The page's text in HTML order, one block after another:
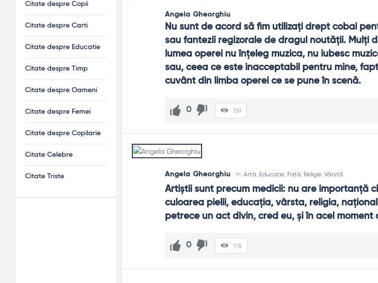
Angela Gheorghiu
Nu sunt de acord să fim utilizaţi drept cobai
sau fantezii regizorale de dragul noutăţii. Mulţi
lumea operei nu înţeleg muzica, nu iubesc
sau, ceea ce este inacceptabil pentru mine,
cuvânt din limba operei ce se pune în scenă.
0 159
Angela Gheorghiu In: Artă Educație, Față Religie, Vârstă
Artiştii sunt precum medicii: nu are importanţă
culoarea pielii, educaţia, vârsta, religia,
petrece un act divin, cred eu, şi în acel
0 178
Citate despre Copii
Citate despre Carti
Citate despre Educatie
Citate despre Timp
Citate despre Oameni
Citate despre Femei
Citate despre Copilarie
Citate Celebre
Citate Triste